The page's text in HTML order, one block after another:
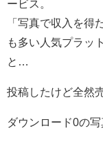
ービス。
「写真で収入を得
も多い人気プラッ
と…
投稿したけど全然
ダウンロード0の写